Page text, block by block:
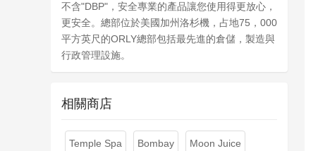
不含"DBP"，安全專業的產品讓您使用得更放心，
更安全。總部位於美國加州洛杉機，占地75，000
平方英尺的ORLY總部包括最先進的倉儲，製造與
行政管理設施。
相關商店
Temple Spa Bombay Moon Juice